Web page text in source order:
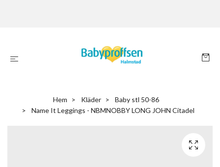
Hem Kläder
Baby stl 50-86
Name It Leggings - NBMNOBBY LONG JOHN Citadel